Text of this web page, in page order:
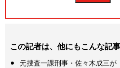
この記者は、他にもこんな記
元捜査一課刑事・佐々木成三が